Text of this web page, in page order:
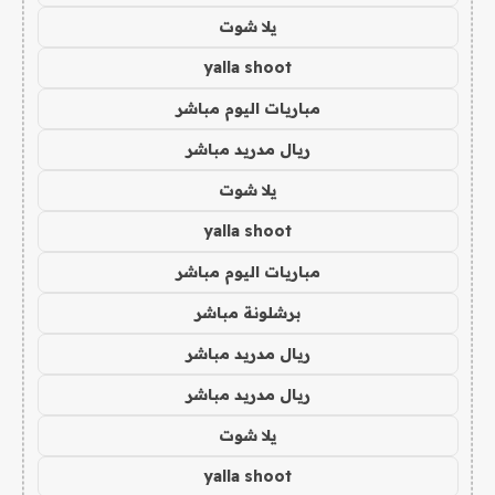
يلا شوت
yalla shoot
مباريات اليوم مباشر
ريال مدريد مباشر
يلا شوت
yalla shoot
مباريات اليوم مباشر
برشلونة مباشر
ريال مدريد مباشر
ريال مدريد مباشر
يلا شوت
yalla shoot